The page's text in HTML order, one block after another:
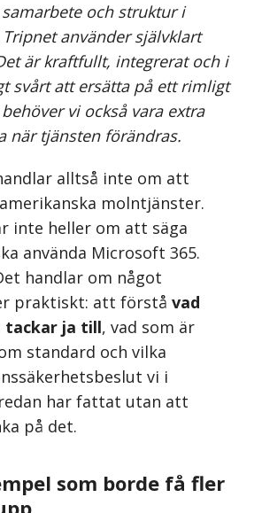
och struktur i
använder självklart
är kraftfullt, integrerat och i
svårt att ersätta på ett rimligt
vi också vara extra
när tjänsten förändras.
alltså inte om att
molntjänster.
inte heller om att säga
använda Microsoft 365.
handlar om något
praktiskt: att förstå vad
ja till, vad som är
standard och vilka
vi i
har fattat utan att
på det.
som borde få fler